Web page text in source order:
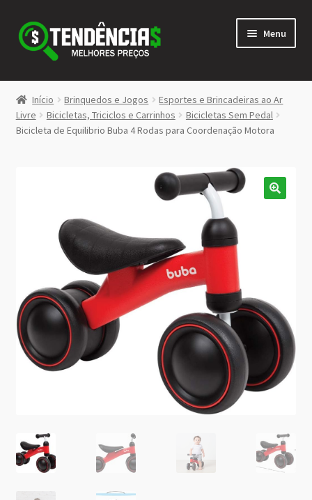
Pular
para
navegação
Pular
para
conteúdo
Menu
LOJA
<>
menu
Início Brinquedos e Jogos
Esportes e Brincadeiras ao Ar
Livre
Bicicletas, Triciclos e Carrinhos
Bicicletas Sem Pedal
Bicicleta de Equilibrio Buba 4 Rodas para Coordenação Motora